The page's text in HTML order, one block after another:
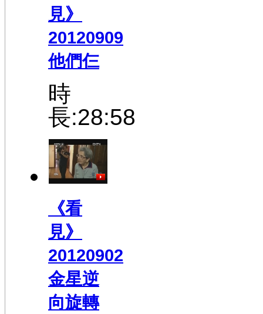
見》
20120909
他們仨
時
長:28:58
《看
見》
20120902
金星逆
向旋轉